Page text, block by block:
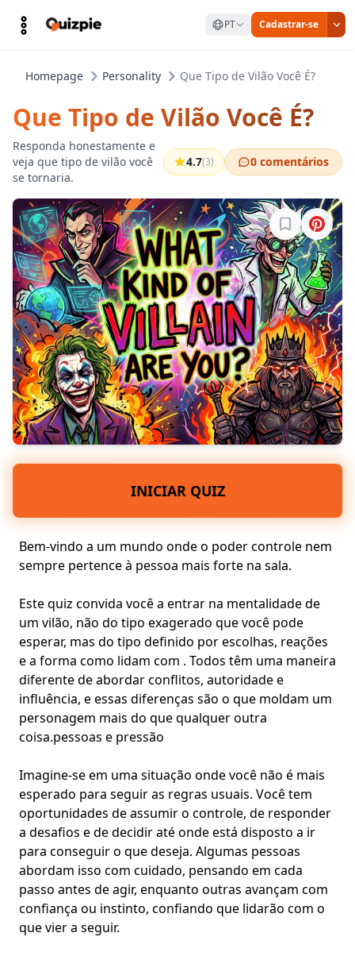
PT Cadastrar-se
Homepage Personality Que Tipo de Vilão Você É?
Que Tipo de Vilão Você É?
Responda honestamente e
veja que tipo de vilão você
se tornaria.
4.7(3) 0 comentários
Entre para
INICIAR QUIZ
Bem-vindo a um mundo onde o podercontrole nem
sempre pertence à pessoa mais forte na sala.
Este quiz convida você a entrar na mentalidade de
um vilão, não do tipo exagerado que você pode
esperar, mas do tipo definido por escolhas, reações
e a forma como lidam com . Todos têm uma maneira
diferente de abordar conflitos, autoridade e
influência, e essas diferenças são o que moldam um
personagem mais do que qualquer outra
coisa.pessoas e pressão
Imagine-se em uma situação onde você não é mais
esperado para seguir as regras usuais. Você tem
oportunidades de assumir o controle, de responder
a desafios e de decidir até onde está disposto a ir
para conseguir o que deseja. Algumas pessoas
abordam isso com cuidado, pensando em cada
passo antes de agir, enquanto outras avançam com
confiança ou instinto, confiando que lidarão com o
que vier a seguir.